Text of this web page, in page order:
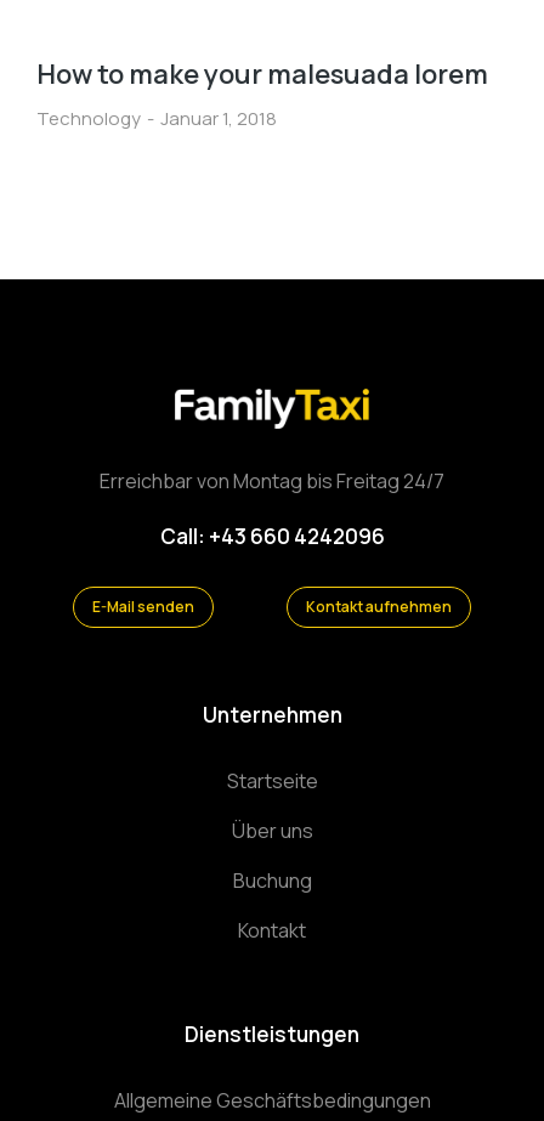
How to make your malesuada lorem
Technology Januar 1, 2018
Erreichbar von Montag bis Freitag 24/7
Call: +43 660 4242096
E-Mail senden Kontakt aufnehmen
Unternehmen
Startseite
Über uns
Buchung
Kontakt
Dienstleistungen
Allgemeine Geschäftsbedingungen